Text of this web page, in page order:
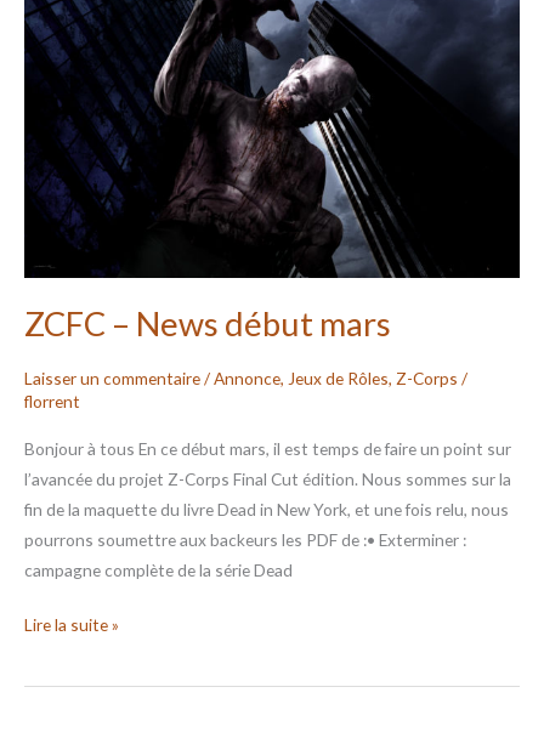
ZCFC – News début mars
Laisser un commentaire/Annonce, Jeux de Rôles, Z-Corps /
florrent
Bonjour à tous En ce début mars, il est temps de faire un point sur
l’avancée du projet Z-Corps Final Cut édition. Nous sommes sur la
fin de la maquette du livre Dead in New York, et une fois relu, nous
pourrons soumettre aux backeurs les PDF de :• Exterminer :
campagne complète de la série Dead
–
News
début
mars
Lire la suite »